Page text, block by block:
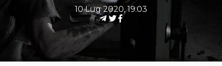
10 Lug 2020, 19:03